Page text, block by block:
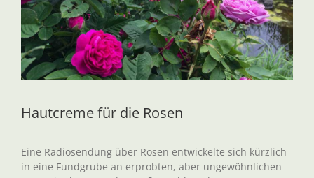
Hautcreme für die Rosen
Eine Radiosendung über Rosen entwickelte sich kürzlich
in eine Fundgrube an erprobten, aber ungewöhnlichen